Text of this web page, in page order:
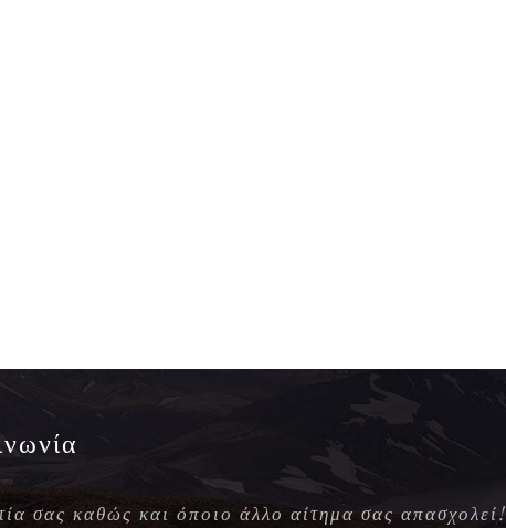
σας καθώς και όποιο άλλο αίτημα σας απασχολεί!